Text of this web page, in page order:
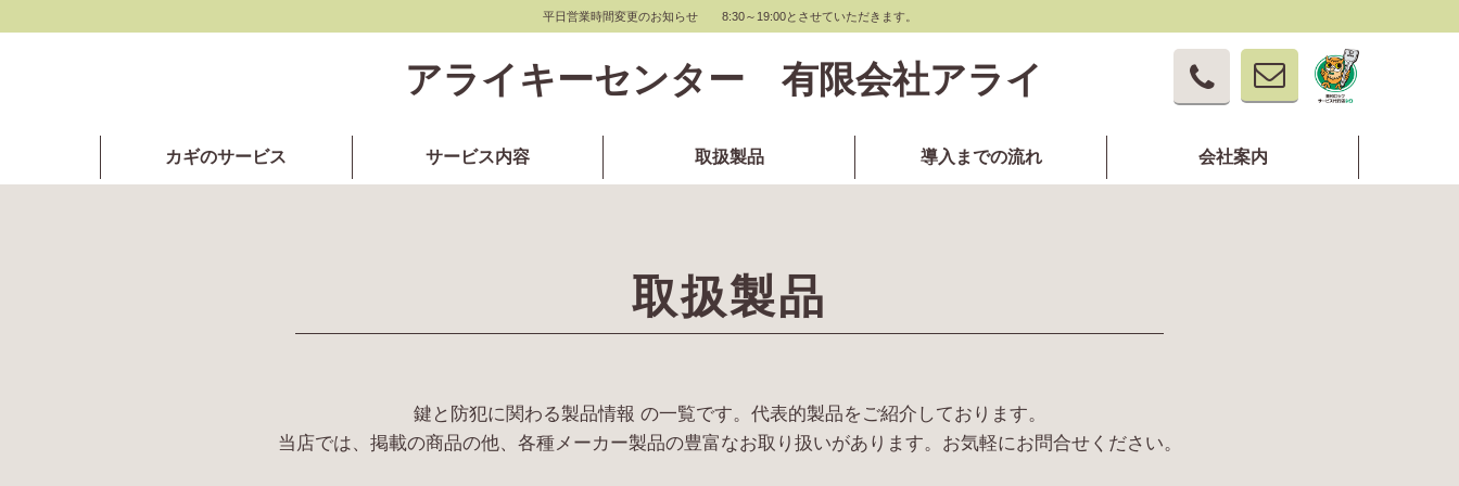
平日営業時間変更のお知らせ 8:30～19:00とさせていただきます。
アライキーセンター 有限会社アライ
カギのサービス サービス内容 取扱製品 導入までの流れ 会社案内
取扱製品
鍵と防犯に関わる製品情報 の一覧です。代表的製品をご紹介しております。
当店では、掲載の商品の他、各種メーカー製品の豊富なお取り扱いがあります。お気軽にお問合せください。